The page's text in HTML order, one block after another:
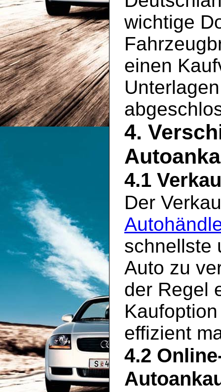
wichtige
einen
4.
4.1
Der
schnellste
Auto zu
der Regel
effizient
4.2